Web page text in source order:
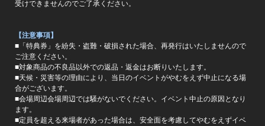
受けできませんのでご了承ください。
【注意事項】
■「特典券」を紛失・盗難・破損された場合、再発行はいたしませんので
ご注意ください。
■対象商品の不良品以外での返品・返金はお断りいたします。
■天候・災害等の理由により、当日のイベントがやむをえず中止になる場
合がございます。
■会場周辺会場周辺では騒がないでください。イベント中止の原因となり
ます。
■定員を超える来場者があった場合は、安全面を考慮してやむをえずイベ